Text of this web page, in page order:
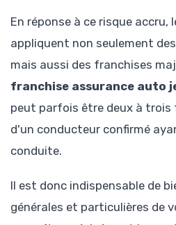
En réponse à ce risque accru,
appliquent non seulement
mais aussi des franchises
franchise assurance auto
peut parfois être deux à trois
d'un conducteur confirmé
conduite.
Il est donc indispensable de
générales et particulières de